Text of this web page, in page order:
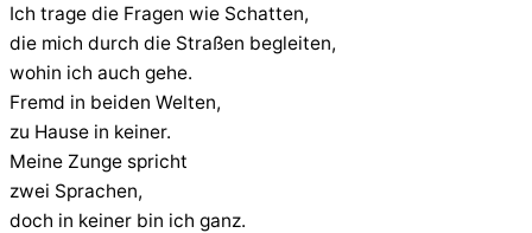
Ich trage die Fragen wie Schatten,
die mich durch die Straßen begleiten,
wohin ich auch gehe.
Fremd in beiden Welten,
zu Hause in keiner.
Meine Zunge spricht
zwei Sprachen,
doch in keiner bin ich ganz.